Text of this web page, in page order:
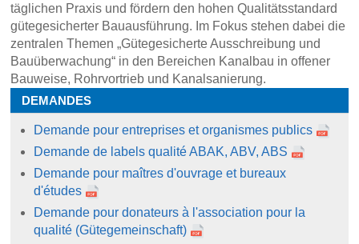
täglichen Praxis und fördern den hohen Qualitätsstandard
gütegesicherter Bauausführung. Im Fokus stehen dabei die
zentralen Themen „Gütegesicherte Ausschreibung und
Bauüberwachung“ in den Bereichen Kanalbau in offener
Bauweise, Rohrvortrieb und Kanalsanierung.
DEMANDES
Demande pour entreprises et organismes publics
Demande de labels qualité ABAK, ABV, ABS
Demande pour maîtres d'ouvrage et bureaux
d'études
Demande pour donateurs à l'association pour la
qualité (Gütegemeinschaft)